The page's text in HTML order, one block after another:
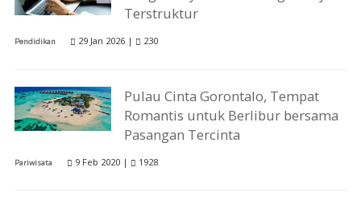
Terstruktur
Pendidikan 29 Jan 2026 | 230
Pulau Cinta Gorontalo, Tempat
Romantis untuk Berlibur bersama
Pasangan Tercinta
Pariwisata 9 Feb 2020 | 1928